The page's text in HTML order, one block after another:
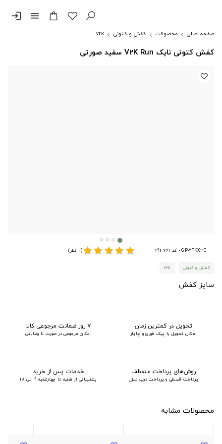
menu
login
صفحه اصلی محصولات کفش و کتونی v2k
کفش کتونی نایک V2K Run سفید صورتی
GP-YFKX3C - کد 294761 star
star
star
star
star(0 نظر)
کفش و کتونی v2k
سایز کفش
تحویل در کمترین زمان
امکان تحویل با پیک فوری و چاپار
۷ روز ضمانت مرجوعی کالا
امکان مرجوعی در صورت نا رضایتی
روش‌های پرداخت منعطف
پرداخت قسطی و پرداخت درب منزل
خدمات پس از خرید
پشتیبانی از شنبه تا چهارشنبه 9 الی 18
محصولات مشابه